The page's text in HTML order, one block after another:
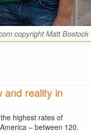
copyright Matt Bostock
and reality in
highest rates of
– between 120.